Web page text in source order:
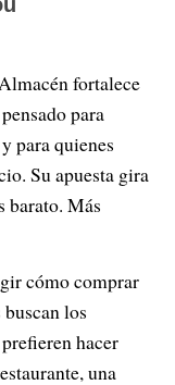
fortalece
para
para quienes
Su apuesta gira
barato. Más
cómo comprar
los
hacer
una